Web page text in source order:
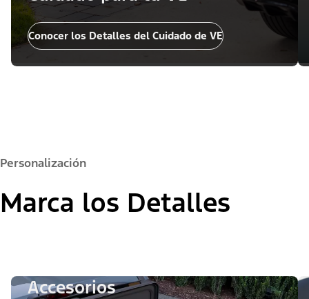
Conocer los Detalles del Cuidado de VE
Personalización
Marca los Detalles
Accesorios